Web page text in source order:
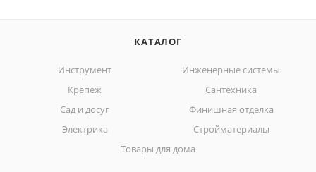
КАТАЛОГ
Инструмент
Инженерные системы
Крепеж
Сантехника
Сад и досуг
Финишная отделка
Электрика
Стройматериалы
Товары для дома